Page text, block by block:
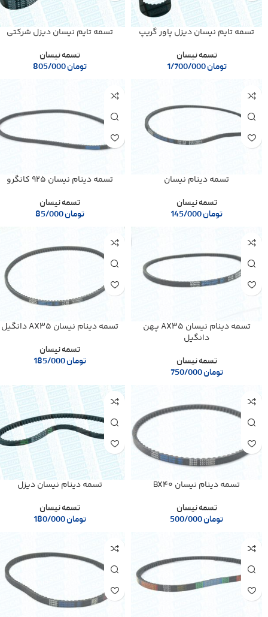
تسمه تایم نیسان دیزل پاور گریپ
تسمه نیسان
تومان1/700/000
تسمه تایم نیسان دیزل شرکتی
تسمه نیسان
تومان805/000
تسمه دینام نیسان
تسمه نیسان
تومان
تسمه دینام نیسان 925 کانگرو
تسمه نیسان
تومان85/000
تسمه دینام نیسان AX35 پهن
دانگیل
تسمه نیسان
تومان750/000
تسمه دینام نیسان AX35 دانگیل
تسمه نیسان
تومان185/000
تسمه دینام نیسان BX40
تسمه نیسان
تومان
تسمه دینام نیسان دیزل
تسمه نیسان
تومان180/000